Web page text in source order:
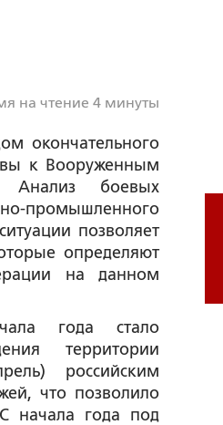
на чтение 4 минуты
окончательного
к Вооруженным
Анализ боевых
позволяет
определяют
на данном
года стало
территории
российским
что позволило
начала года под